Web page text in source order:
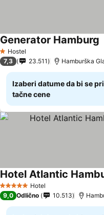
1 Zvezdice
Hostel
Generator Hamburg
7,3 23.511 Hamburška
Izaberi datume da bi se
tačne cene
5 ZvezdiceHotel
Hotel Atlantic
9,0 Odlično 10.513